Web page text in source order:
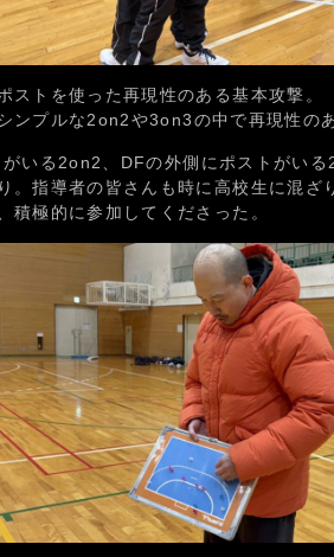
ストを使った再現性のある基本攻撃
ンプルな2on2や3on3の中で再現性の
がいる2on2、DFの外側にポストがい
。指導者の皆さんも時に高校生に混ざ
積極的に参加してくださった。